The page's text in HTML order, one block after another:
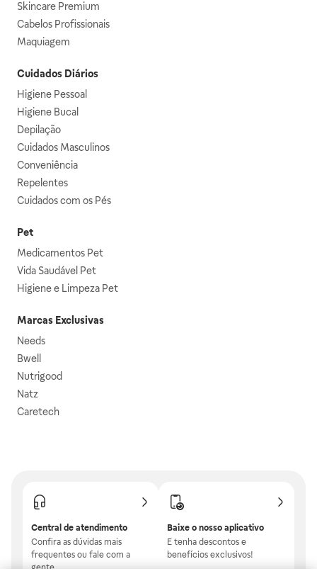
Skincare Premium
Cabelos Profissionais
Maquiagem
Cuidados Diários
Higiene Pessoal
Higiene Bucal
Depilação
Cuidados Masculinos
Conveniência
Repelentes
Cuidados com os Pés
Pet
Medicamentos Pet
Vida Saudável Pet
Higiene e Limpeza Pet
Marcas Exclusivas
Needs
Bwell
Nutrigood
Natz
Caretech
Central de atendimento
Confira as dúvidas mais
frequentes ou fale com a
gente.
Baixe o nosso aplicativo
E tenha descontos e
benefícios exclusivos!